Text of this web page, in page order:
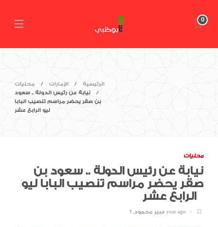
0
الرئيسية الإمارات
محليات
نيابة عن رئيس الدولة .. سعود
بن صقر يحضر مراسم تنصيب البابا
ليو الرابع عشر
محليات
نيابة عن رئيس الدولة .. سعود بن
صقر يحضر مراسم تنصيب البابا ليو
عبير محمود, 1 year ago